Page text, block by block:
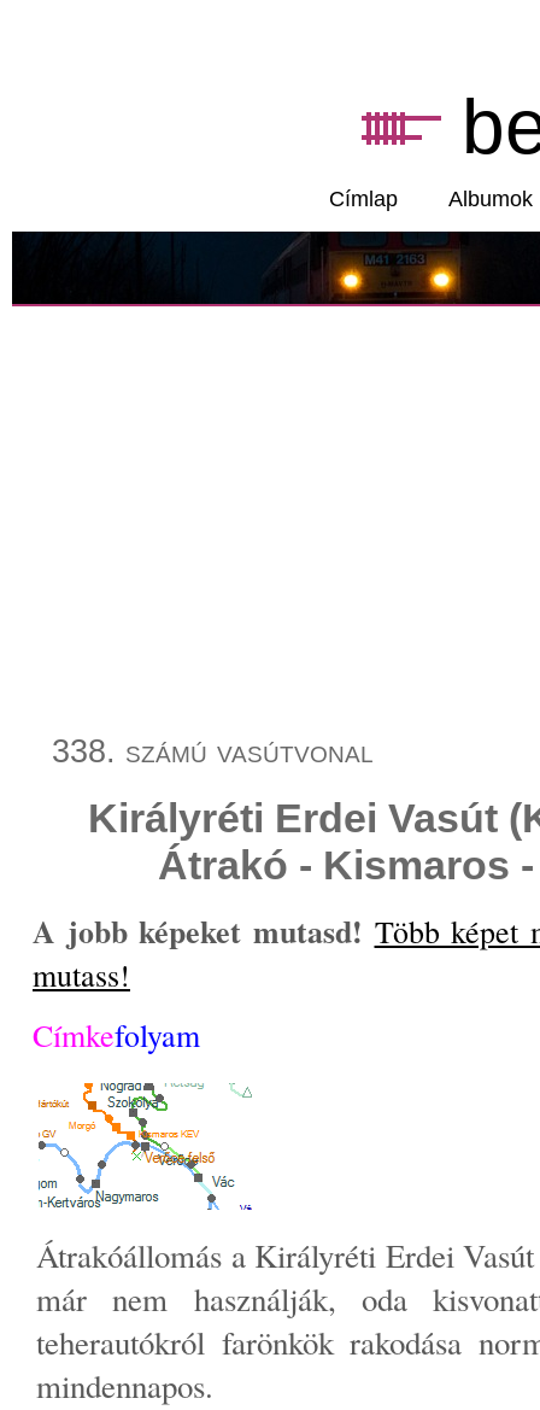
Címlap Albumok
338. számú vasútvonal
Királyréti Erdei Vasút
Átrakó - Kismaros
A jobb képeket mutasd! Több képet
mutass!
Címkefolyam
Átrakóállomás a Királyréti Erdei
már nem használják, oda
teherautókról farönkök rakodása
mindennapos.